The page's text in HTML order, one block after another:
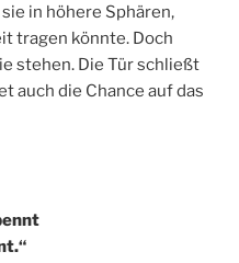
sie in höhere Sphären,
tragen könnte. Doch
stehen. Die Tür schließt
auch die Chance auf das